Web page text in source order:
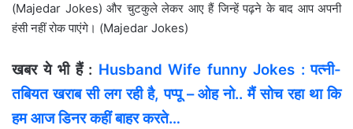
(Majedar Jokes) और चुटकुले लेकर आए हैं जिन्हें पढ़ने के बाद आप अपनी
हंसी नहीं रोक पाएंगे। (Majedar Jokes)
खबर ये भी हैं : Husband Wife funny Jokes : पत्‍नी-
तबियत खराब सी लग रही है, पप्‍पू – ओह नो.. मैं सोच रहा था कि
हम आज डिनर कहीं बाहर करते…